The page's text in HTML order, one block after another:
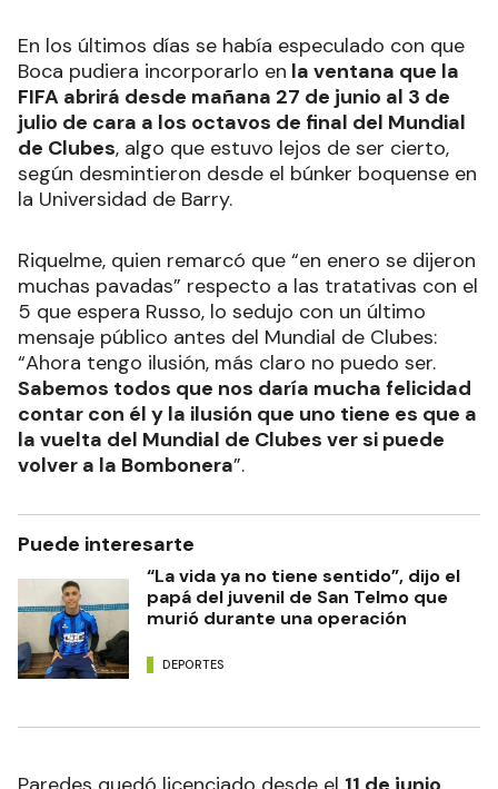
En los últimos días se había especulado con que
Boca pudiera incorporarlo en la ventana que la
FIFA abrirá desde mañana 27 de junio al 3 de
julio de cara a los octavos de final del Mundial
de Clubes, algo que estuvo lejos de ser cierto,
según desmintieron desde el búnker boquense en
la Universidad de Barry.
Riquelme, quien remarcó que “en enero se dijeron
muchas pavadas” respecto a las tratativas con el
5 que espera Russo, lo sedujo con un último
mensaje público antes del Mundial de Clubes:
“Ahora tengo ilusión, más claro no puedo ser.
Sabemos todos que nos daría mucha felicidad
contar con él y la ilusión que uno tiene es que a
la vuelta del Mundial de Clubes ver si puede
volver a la Bombonera”.
Puede interesarte
“La vida ya no tiene sentido”, dijo el
papá del juvenil de San Telmo que
murió durante una operación
DEPORTES